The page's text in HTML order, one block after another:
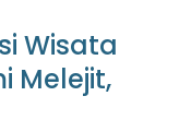
Wisata
Melejit,